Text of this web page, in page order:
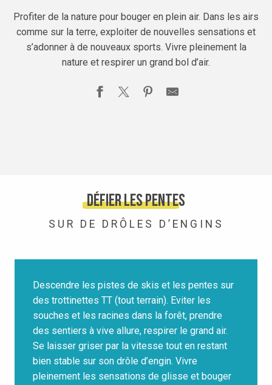
Profiter de la nature pour bouger en plein air. Dans les airs
comme sur la terre, exploiter de nouvelles sensations et
s’adonner à de nouveaux sports. Vivre pleinement la
nature et respirer un grand bol d’air.
Défier les pentes
SUR DE DRÔLES D’ENGINS
Descendre les pistes de skis et les pentes sur
des trottinettes TT (tout terrain). Eviter les
souches et les racines dans la forêt, prendre
des sentiers à vive allure, respirer le grand air.
Se laisser griser par la vitesse tout en restant
bien stable sur son drôle d’engin. Vivre
pleinement les sensations de glisse et bouger